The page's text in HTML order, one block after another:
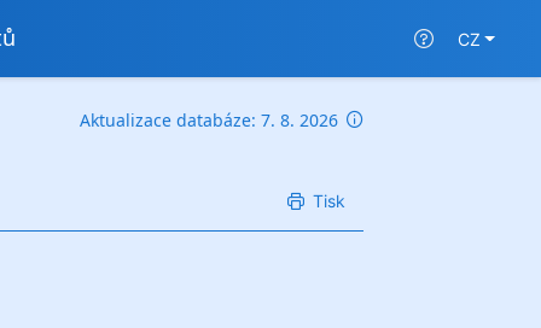
CZ
Aktualizace databáze: 7. 8. 2026
Tisk